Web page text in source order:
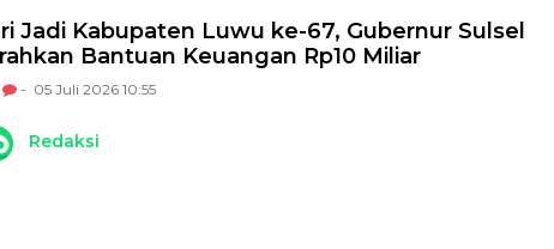
Jadi Kabupaten Luwu ke-67, Gubernur Sulsel
Bantuan Keuangan Rp10 Miliar
- 05 Juli 2026 10:55
Redaksi